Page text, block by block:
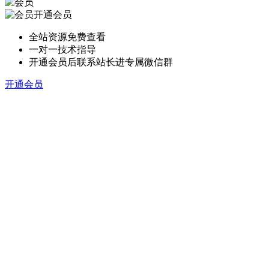
开通会员
全站资源免费查看
一对一技术指导
开通会员后联系站长进专属微信群
开通会员